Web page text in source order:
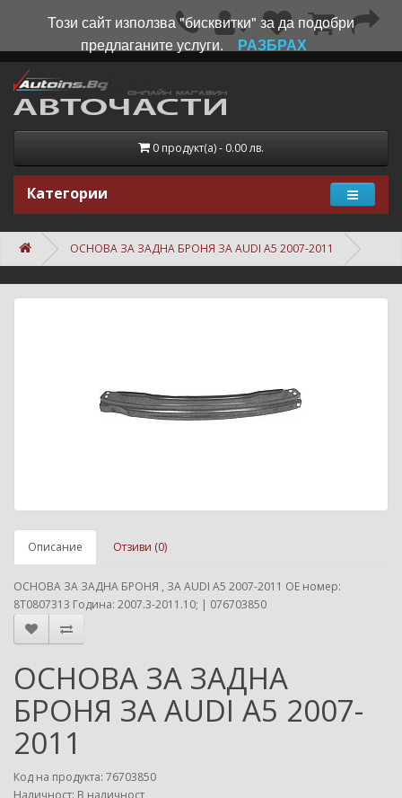
0 продукт(а) - 0.00 лв.
Категории
ОСНОВА ЗА ЗАДНА БРОНЯ ЗА AUDI A5 2007-2011
Описание Отзиви (0)
ОСНОВА ЗА ЗАДНА БРОНЯ , ЗА AUDI A5 2007-2011 ОЕ номер:
8T0807313 Година: 2007.3-2011.10; | 076703850
ОСНОВА ЗА ЗАДНА
БРОНЯ ЗА AUDI A5 2007-
2011
Код на продукта: 76703850
Наличност: В наличност
Този сайт използва "бисквитки" за да подобри
предлаганите услуги.
РАЗБРАХ